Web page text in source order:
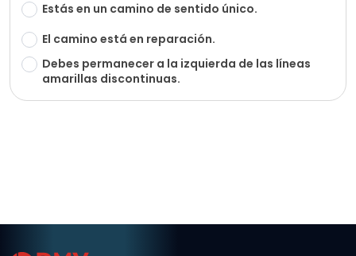
Estás en un camino de sentido único.
El camino está en reparación.
Debes permanecer a la izquierda de las líneas
amarillas discontinuas.